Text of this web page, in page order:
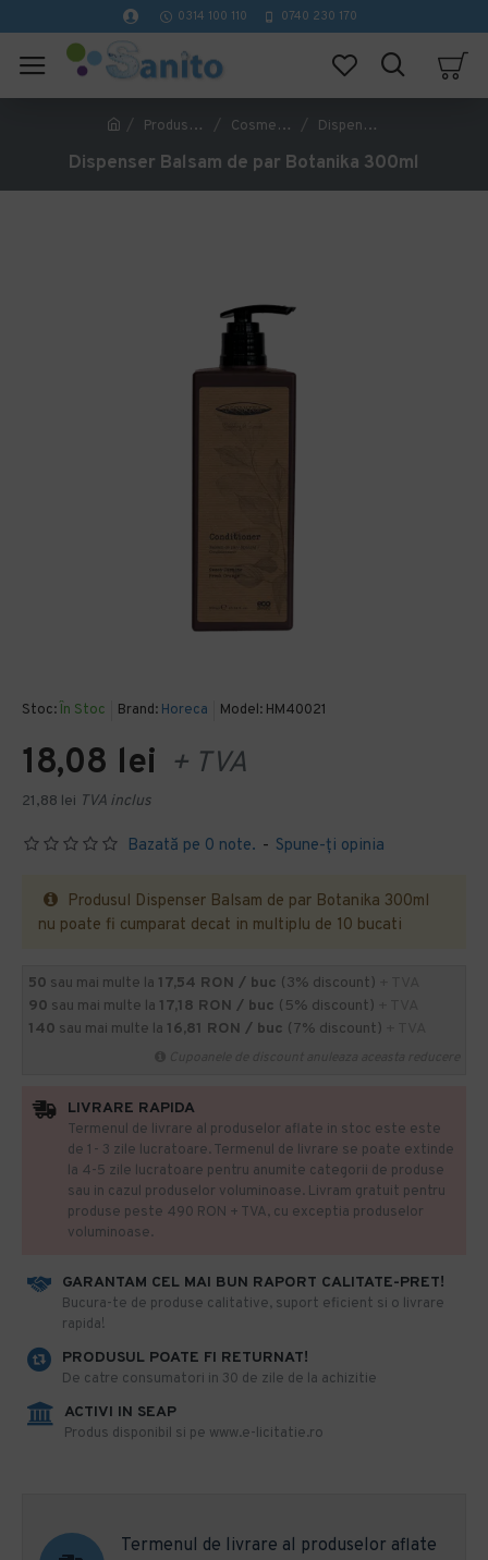
0314 100 110 0740 230 170
Produse Hoteliere Cosmetice Hoteliere Dispenser Balsam de par Botanika 300ml
Dispenser Balsam de par Botanika 300ml
Stoc: În Stoc Brand: Horeca Model: HM40021
Bazată pe 0 note. - Spune-ţi opinia
18,08 lei + TVA
21,88 lei TVA inclus
Produsul Dispenser Balsam de par Botanika 300ml
nu poate fi cumparat decat in multiplu de 10 bucati
50 sau mai multe la 17,54 RON / buc (3% discount)
90 sau mai multe la 17,18 RON / buc (5% discount)
140 sau mai multe la 16,81 RON / buc (7% discount)
GARANTAM CEL MAI BUN RAPORT CALITATE-PRET!
​Bucura-te de produse calitative, suport eficient si o livrare
rapida!
PRODUSUL POATE FI RETURNAT!
De catre consumatori in 30 de zile de la achizitie
ACTIVI IN SEAP
Produs disponibil si pe www.e-licitatie.ro
LIVRARE RAPIDA
Termenul de livrare al produselor aflate in stoc este este
de 1- 3 zile lucratoare. Termenul de livrare se poate extinde
la 4-5 zile lucratoare pentru anumite categorii de produse
sau in cazul produselor voluminoase. Livram gratuit pentru
produse peste 490 RON + TVA, cu exceptia produselor
voluminoase.
Termenul de livrare al produselor aflate